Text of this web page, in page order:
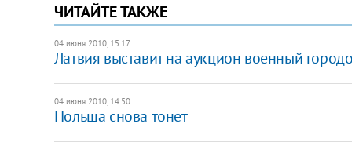
ЧИТАЙТЕ ТАКЖЕ
04 июня 2010, 15:17
Латвия выставит на аукцион военный
04 июня 2010, 14:50
Польша снова тонет